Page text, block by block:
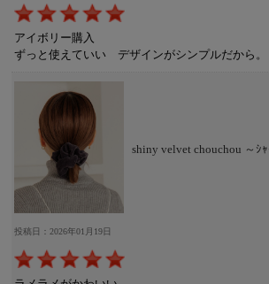
アイボリー購入
ずっと使えていい デザインがシンプルだから。
shiny velvet chouchou ～ｼ
投稿日：2026年01月19日